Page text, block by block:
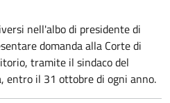
nell'albo di presidente di
domanda alla Corte di
tramite il sindaco del
entro il 31 ottobre di ogni anno.